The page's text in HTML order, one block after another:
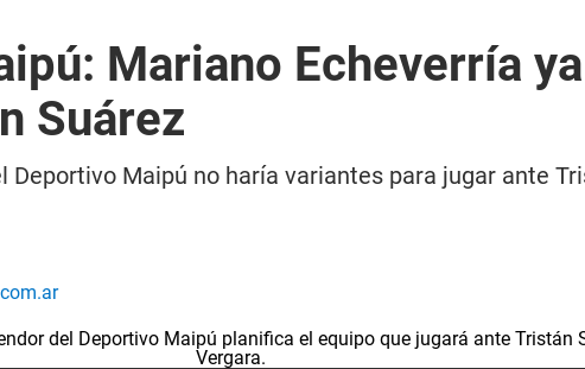
Mariano Echeverría
Suárez
Deportivo Maipú no haría variantes para jugar ante